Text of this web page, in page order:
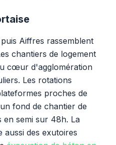
Aiffres rassemblent
chantiers de logement
cœur d'agglomération
Les rotations
proches de
fond de chantier de
semi sur 48h. La
des exutoires